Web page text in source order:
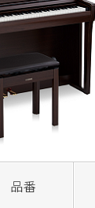
品番